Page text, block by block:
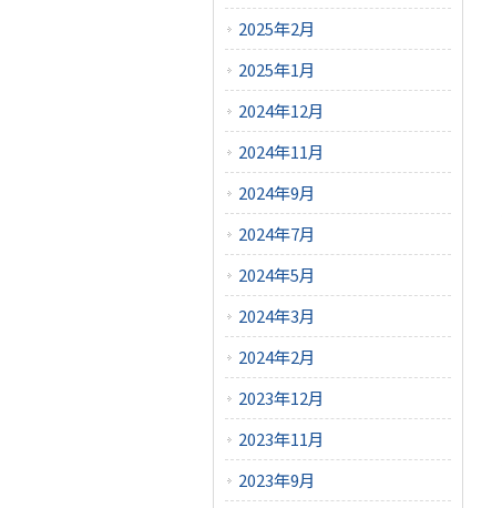
2025年2月
2025年1月
2024年12月
2024年11月
2024年9月
2024年7月
2024年5月
2024年3月
2024年2月
2023年12月
2023年11月
2023年9月